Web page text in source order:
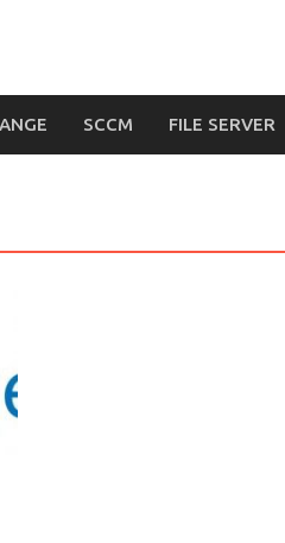
SCCM FILE SERVER